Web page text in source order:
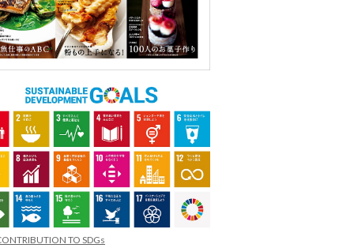
TO SDGs